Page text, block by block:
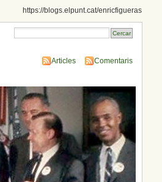
https://blogs.elpunt.cat/enricfigueras
Articles Comentaris